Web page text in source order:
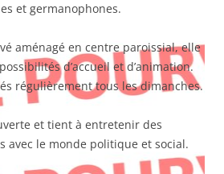
et germanophones.
aménagé en centre paroissial, elle
d’accueil et d’animation.
régulièrement tous les dimanches.
et tient à entretenir des
avec le monde politique et social.